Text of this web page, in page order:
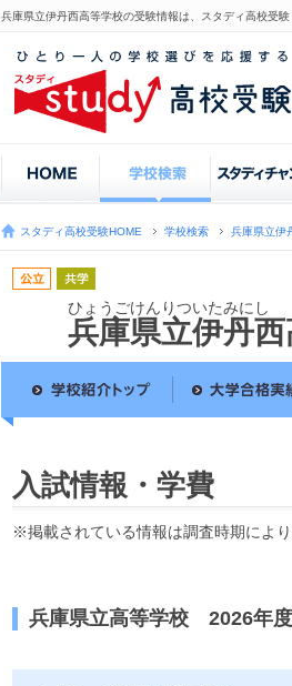
兵庫県立伊丹西高等学校の受験情報は、スタディ高校受験
スタディ高校受験HOME 学校検索 兵庫県立伊
ひょうごけんりついたみにし
兵庫県立伊丹
入試情報・学費
※掲載されている情報は調査時期によ
兵庫県立高等学校 2026年